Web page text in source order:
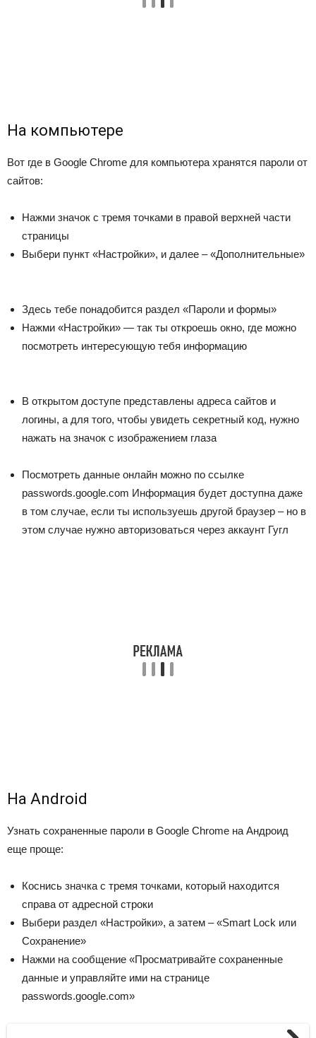
На компьютере
Вот где в Google Chrome для компьютера хранятся пароли от
сайтов:
Нажми значок с тремя точками в правой верхней части
страницы
Выбери пункт «Настройки», и далее – «Дополнительные»
Здесь тебе понадобится раздел «Пароли и формы»
Нажми «Настройки» — так ты откроешь окно, где можно
посмотреть интересующую тебя информацию
В открытом доступе представлены адреса сайтов и
логины, а для того, чтобы увидеть секретный код, нужно
нажать на значок с изображением глаза
Посмотреть данные онлайн можно по ссылке
passwords.google.com Информация будет доступна даже
в том случае, если ты используешь другой браузер – но в
этом случае нужно авторизоваться через аккаунт Гугл
На Android
Узнать сохраненные пароли в Google Chrome на Андроид
еще проще:
Коснись значка с тремя точками, который находится
справа от адресной строки
Выбери раздел «Настройки», а затем – «Smart Lock или
Сохранение»
Нажми на сообщение «Просматривайте сохраненные
данные и управляйте ими на странице
passwords.google.com»